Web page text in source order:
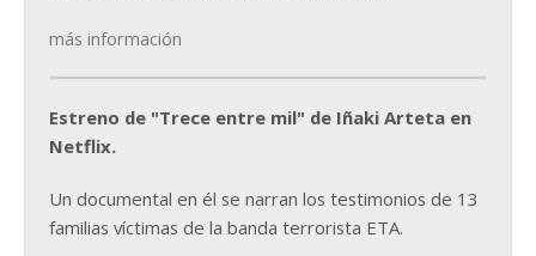
más información
Estreno de "Trece entre mil" de Iñaki Arteta en
Netflix.
Un documental en él se narran los testimonios de 13
familias víctimas de la banda terrorista ETA.